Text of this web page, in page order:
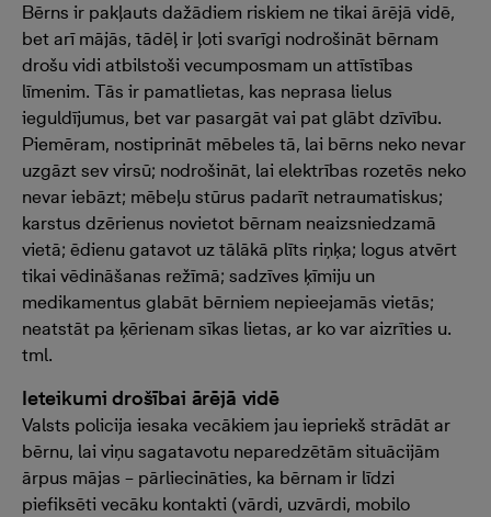
Bērns ir pakļauts dažādiem riskiem ne tikai ārējā vidē,
bet arī mājās, tādēļ ir ļoti svarīgi nodrošināt bērnam
drošu vidi atbilstoši vecumposmam un attīstības
līmenim. Tās ir pamatlietas, kas neprasa lielus
ieguldījumus, bet var pasargāt vai pat glābt dzīvību.
Piemēram, nostiprināt mēbeles tā, lai bērns neko nevar
uzgāzt sev virsū; nodrošināt, lai elektrības rozetēs neko
nevar iebāzt; mēbeļu stūrus padarīt netraumatiskus;
karstus dzērienus novietot bērnam neaizsniedzamā
vietā; ēdienu gatavot uz tālākā plīts riņķa; logus atvērt
tikai vēdināšanas režīmā; sadzīves ķīmiju un
medikamentus glabāt bērniem nepieejamās vietās;
neatstāt pa ķērienam sīkas lietas, ar ko var aizrīties u.
tml.
Ieteikumi drošībai ārējā vidē
Valsts policija iesaka vecākiem jau iepriekš strādāt ar
bērnu, lai viņu sagatavotu neparedzētām situācijām
ārpus mājas – pārliecināties, ka bērnam ir līdzi
piefiksēti vecāku kontakti (vārdi, uzvārdi, mobilo